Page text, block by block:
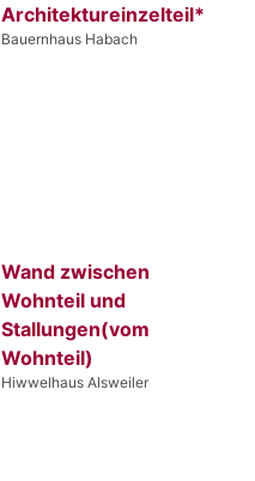
Architektureinzelteil*
Bauernhaus Habach
Wand zwischen
Wohnteil und
Stallungen(vom
Wohnteil)
Hiwwelhaus Alsweiler